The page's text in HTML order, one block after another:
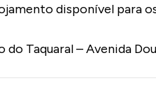
disponível para
do Taquaral – Avenida